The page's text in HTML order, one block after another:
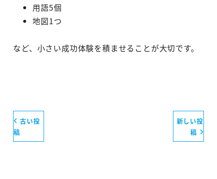
用語5個
地図1つ
など、小さい成功体験を積ませることが大切です。
古い投
稿
新しい投
稿